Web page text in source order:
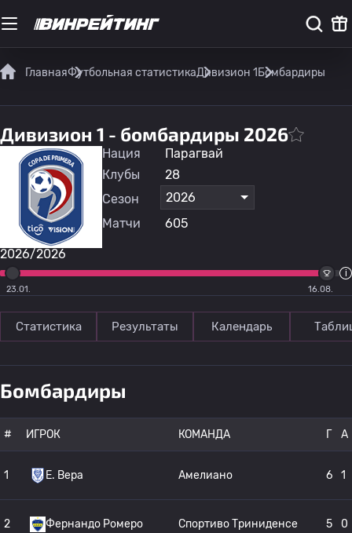
ГлавнаяФутбольная статистикаДивизион 1 Бомбардиры
Дивизион 1 - бомбардиры 2026
2026/2026
16.08.
23.01.
Нация
Парагвай
Клубы
28
Сезон
2026
Матчи
605
Статистика Результаты Календарь
Бомбардиры
# ИГРОК КОМАНДА Г A
1 E. Вера Амелиано 6 1
2 Фернандо Ромеро Спортиво Триниденсе 5 0